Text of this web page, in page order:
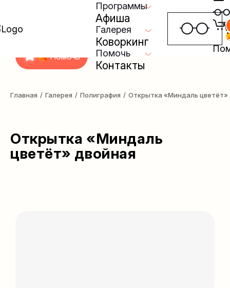
Программы
Афиша
Галерея
Коворкинг
Помочь
Контакты
Помочь
Главная / Галерея / Полиграфия / Открытка «Миндаль цветёт»
Открытка «Миндаль
цветёт» двойная